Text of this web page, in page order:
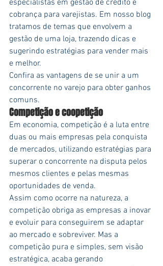
especialistas em gestão de crédito e
cobrança para varejistas. Em nosso blog
tratamos de temas que envolvem a
gestão de uma loja, trazendo dicas e
sugerindo estratégias para vender mais
e melhor.
Confira as vantagens de se unir a um
concorrente no varejo para obter ganhos
comuns.
Competição e coopetição
Em economia, competição é a luta entre
duas ou mais empresas pela conquista
de mercados, utilizando estratégias para
superar o concorrente na disputa pelos
mesmos clientes e pelas mesmas
oportunidades de venda.
Assim como ocorre na natureza, a
competição obriga as empresas a inovar
e evoluir para conseguirem se adaptar
ao mercado e sobreviver. Mas a
competição pura e simples, sem visão
estratégica, acaba gerando